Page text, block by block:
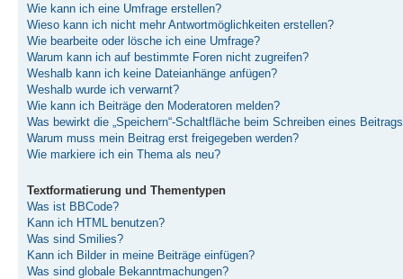
Wie kann ich eine Umfrage erstellen?
Wieso kann ich nicht mehr Antwortmöglichkeiten erstellen?
Wie bearbeite oder lösche ich eine Umfrage?
Warum kann ich auf bestimmte Foren nicht zugreifen?
Weshalb kann ich keine Dateianhänge anfügen?
Weshalb wurde ich verwarnt?
Wie kann ich Beiträge den Moderatoren melden?
Was bewirkt die „Speichern“-Schaltfläche beim Schreiben eines
Warum muss mein Beitrag erst freigegeben werden?
Wie markiere ich ein Thema als neu?
Textformatierung und Thementypen
Was ist BBCode?
Kann ich HTML benutzen?
Was sind Smilies?
Kann ich Bilder in meine Beiträge einfügen?
Was sind globale Bekanntmachungen?